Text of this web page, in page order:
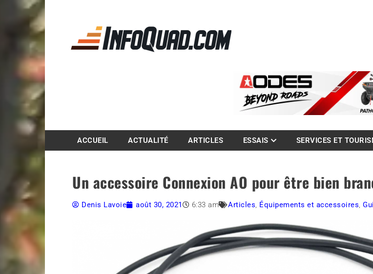
ACCUEIL ACTUALITÉ ARTICLES ESSAIS SERVICES ET
Un accessoire Connexion AO pour être bien
Denis Lavoie août 30, 2021 6:33 am Articles, Équipements et accessoires,